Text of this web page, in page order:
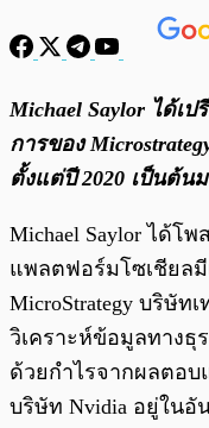
Michael Saylor ได้เ
การของ
ตั้งแต่ปี 2020 เป็นต้น
Michael Saylor ได้โ
แพลตฟอร์มโซเชียล
MicroStrategy บริษั
วิเคราะห์ข้อมูลทางธุ
ด้วยกำไรจากผลตอบ
บริษัท Nvidia อยู่ในอั